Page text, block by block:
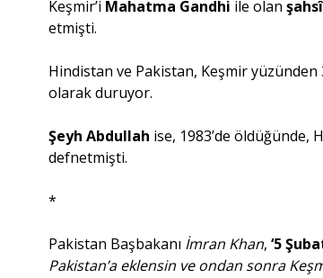
Keşmir’i Mahatma Gandhi ile olan
etmişti.
Hindistan ve Pakistan, Keşmir yüzünden
olarak duruyor.
Şeyh Abdullah ise, 1983’de öldüğünde,
defnetmişti.
*
Pakistan Başbakanı İmran Khan,‘5
Pakistan’a eklensin ve ondan sonra